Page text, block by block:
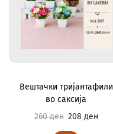
Вештачки тријантафили
во саксија
260ден 208 ден